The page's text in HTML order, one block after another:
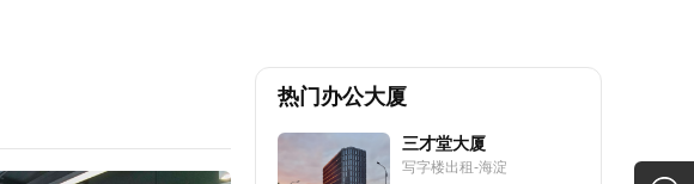
热门办公大厦
三才堂大厦
写字楼出租-海淀